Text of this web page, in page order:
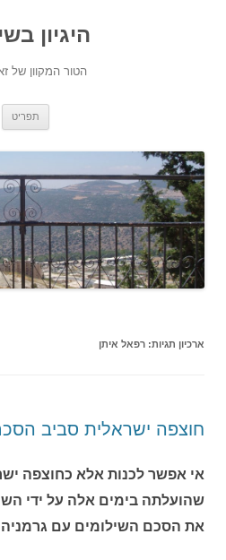
היגיון
הטור המקוון של
תפריט
ארכיון תגיות: רפאל איתן
חוצפה ישראלית סביב
אי אפשר לכנות אלא כחוצפה
שהועלתה בימים אלה על ידי
את הסכם השילומים עם גרמניה